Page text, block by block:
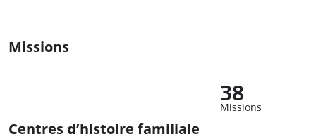
Missions
38
Missions
Centres d’histoire familiale